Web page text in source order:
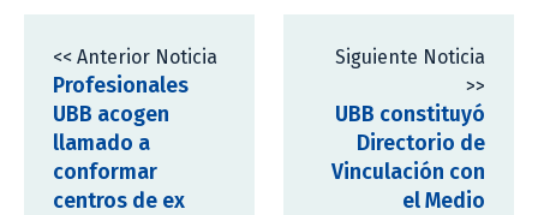
<< Anterior Noticia
Profesionales
UBB acogen
llamado a
conformar
centros de ex
Siguiente Noticia
>>
UBB constituyó
Directorio de
Vinculación con
el Medio